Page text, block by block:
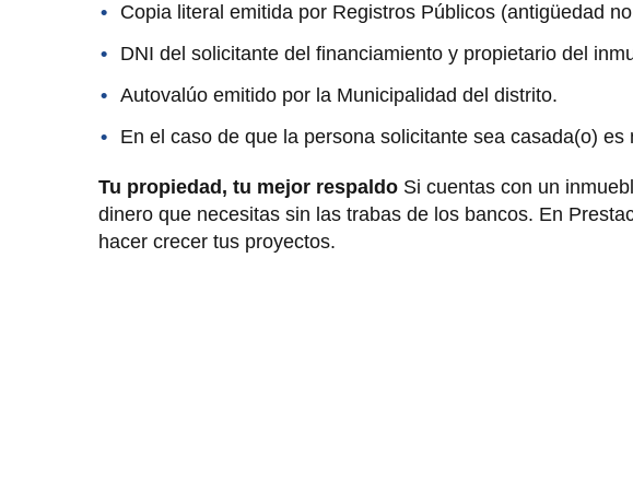
Copia literal emitida por Registros Públicos (antigüedad
DNI del solicitante del financiamiento y propietario del
Autovalúo emitido por la Municipalidad del distrito.
En el caso de que la persona solicitante sea casada(o)
Tu propiedad, tu mejor respaldo Si cuentas con un
dinero que necesitas sin las trabas de los bancos. En
hacer crecer tus proyectos.